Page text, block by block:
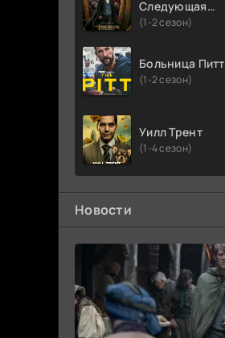
Следующая
глава
(1-2 сезон)
Больница Питт
(1-2 сезон)
Уилл Трент
(1-4 сезон)
Новости